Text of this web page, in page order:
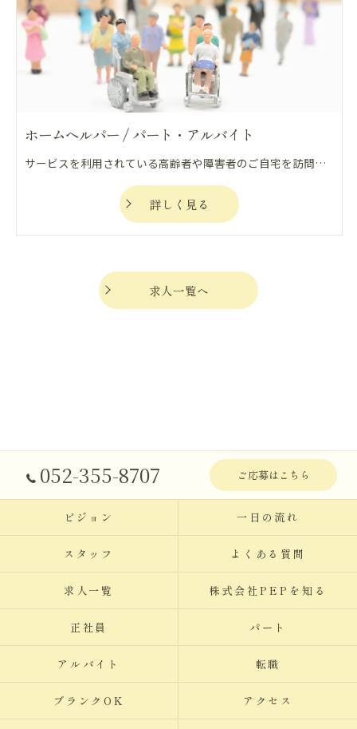
ホームヘルパー / パート・アルバイト
サービスを利用されている高齢者や障害者のご自宅を訪問し、食事、排泄、入浴、家事などの介助を行い、利用者の生活や心身を自立支援、重度化防止の観点から支える仕事になります。
詳しく見る
求人一覧へ
052-355-8707 ご応募はこちら
ビジョン 一日の流れ
スタッフ よくある質問
求人一覧 株式会社PEPを知る
正社員 パート
アルバイト 転職
ブランクOK アクセス